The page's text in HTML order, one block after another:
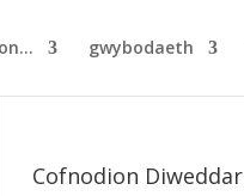
gwybodaeth
Cofnodion Diweddar